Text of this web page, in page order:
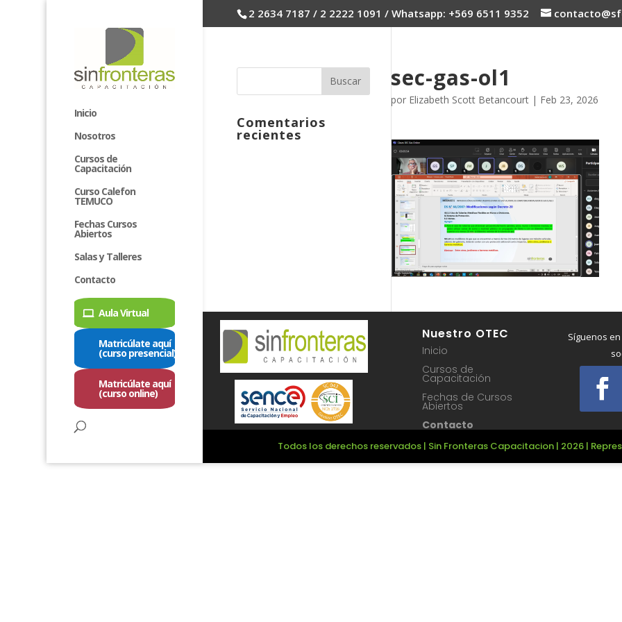
2 2634 7187 / 2 2222 1091 / Whatsapp: +569 6511 9352
Inicio
Nosotros
Cursos de
Capacitación
Curso Calefon
TEMUCO
Fechas Cursos
Abiertos
Salas y Talleres
Contacto
Aula Virtual
Matricúlate aquí
(curso presencial)
Matricúlate aquí
(curso online)
sec-gas-ol1
por Elizabeth Scott Betancourt| Feb 23, 2026
Comentarios
recientes
Nuestro OTEC
Inicio
Cursos de
Capacitación
Fechas de Cursos
Abiertos
Contacto
Síguenos
Todos los derechos reservados | Sin Fronteras Capacitacion | 2026 |